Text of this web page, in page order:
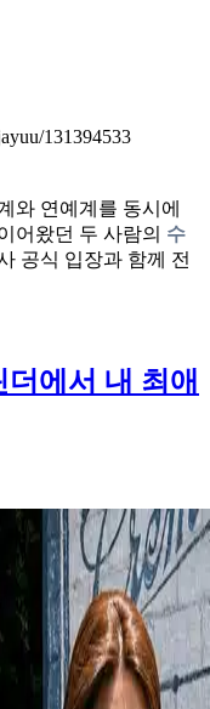
131394533
와 연예계를 동시에
어왔던 두 사람의 수
공식 입장과 함께 전
에서 내 최애